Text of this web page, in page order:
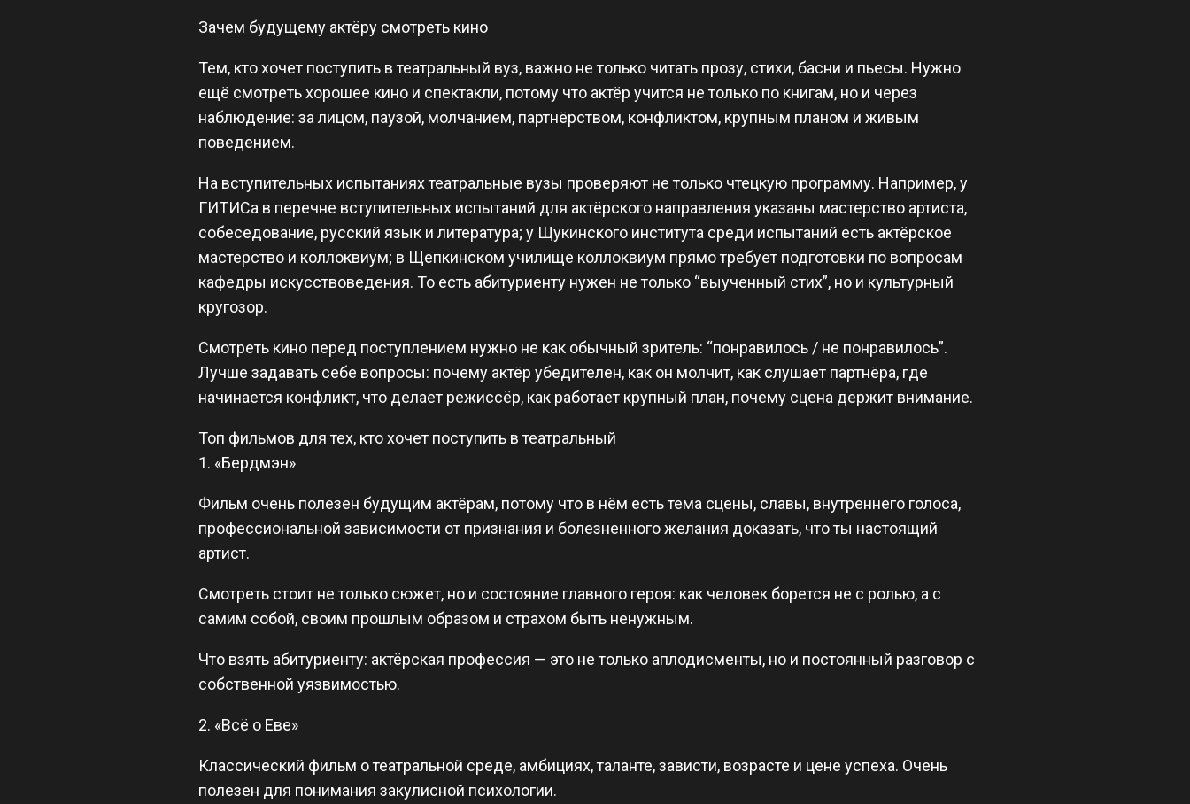
Зачем будущему актёру смотреть кино
Тем, кто хочет поступить в театральный вуз, важно не только читать прозу, стихи, басни и пьесы. Нужно
ещё смотреть хорошее кино и спектакли, потому что актёр учится не только по книгам, но и через
наблюдение: за лицом, паузой, молчанием, партнёрством, конфликтом, крупным планом и живым
поведением.
На вступительных испытаниях театральные вузы проверяют не только чтецкую программу. Например, у
ГИТИСа в перечне вступительных испытаний для актёрского направления указаны мастерство артиста,
собеседование, русский язык и литература; у Щукинского института среди испытаний есть актёрское
мастерство и коллоквиум; в Щепкинском училище коллоквиум прямо требует подготовки по вопросам
кафедры искусствоведения. То есть абитуриенту нужен не только “выученный стих”, но и культурный
кругозор.
Смотреть кино перед поступлением нужно не как обычный зритель: “понравилось / не понравилось”.
Лучше задавать себе вопросы: почему актёр убедителен, как он молчит, как слушает партнёра, где
начинается конфликт, что делает режиссёр, как работает крупный план, почему сцена держит внимание.
Топ фильмов для тех, кто хочет поступить в театральный
1. «Бердмэн»
Фильм очень полезен будущим актёрам, потому что в нём есть тема сцены, славы, внутреннего голоса,
профессиональной зависимости от признания и болезненного желания доказать, что ты настоящий
артист.
Смотреть стоит не только сюжет, но и состояние главного героя: как человек борется не с ролью, а с
самим собой, своим прошлым образом и страхом быть ненужным.
Что взять абитуриенту: актёрская профессия — это не только аплодисменты, но и постоянный разговор с
собственной уязвимостью.
2. «Всё о Еве»
Классический фильм о театральной среде, амбициях, таланте, зависти, возрасте и цене успеха. Очень
полезен для понимания закулисной психологии.